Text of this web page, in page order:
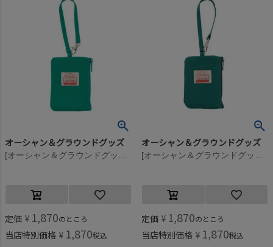
オーシャン＆グラウンドグッズ
定価 ¥ 1,870のところ
当店特別価格 ¥ 1,870税込
オーシャン＆グラウンドグッズ
定価 ¥ 1,870のところ
当店特別価格 ¥ 1,870税込